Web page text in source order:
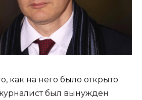
как на него было открыто
был вынужден